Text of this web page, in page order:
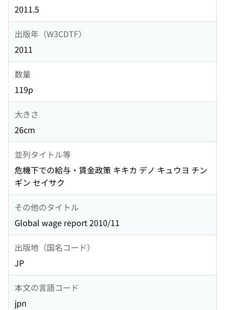
2011.5
出版年（W3CDTF）
2011
数量
119p
大きさ
26cm
並列タイトル等
危機下での給与・賃金政策 キキカ デノ キュウヨ チン
ギン セイサク
その他のタイトル
Global wage report 2010/11
出版地（国名コード）
JP
本文の言語コード
jpn